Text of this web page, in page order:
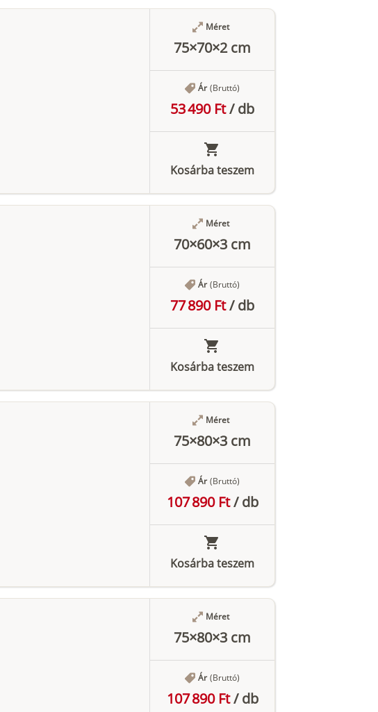
Méret
75×70×2 cm
Ár (Bruttó)
53 490 Ft/db
Kosárba teszem
Méret
70×60×3 cm
Ár (Bruttó)
77 890 Ft/db
Kosárba teszem
Méret
75×80×3 cm
Ár (Bruttó)
107 890 Ft/db
Kosárba teszem
Méret
75×80×3 cm
Ár (Bruttó)
107 890 Ft/db